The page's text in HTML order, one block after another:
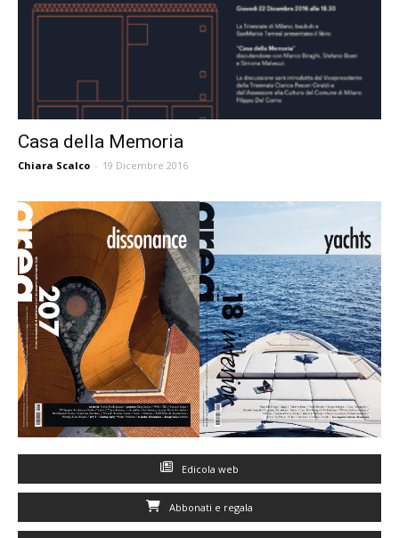
Casa della Memoria
Chiara Scalco - 19 Dicembre 2016
Edicola web
Abbonati e regala